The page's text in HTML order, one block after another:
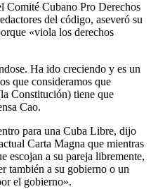
Comité Cubano Pro Derechos
del código, aseveró su
«viola los derechos
Ha ido creciendo y es un
que consideramos que
Constitución) tiene que
Cao.
para una Cuba Libre, dijo
Carta Magna que mientras
escojan a su pareja libremente,
también a su gobierno o un
el gobierno».